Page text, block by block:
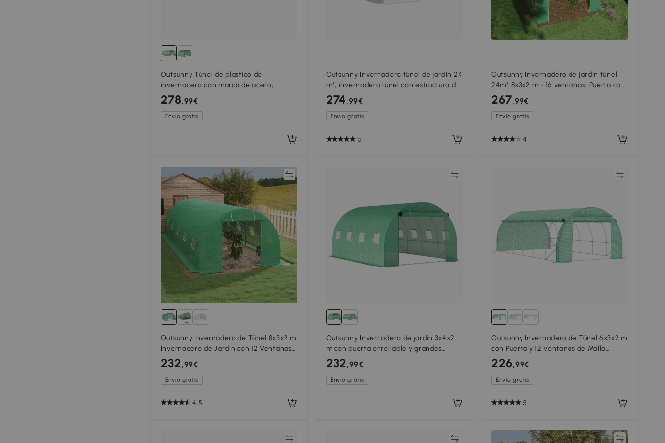
Outsunny Túnel de plástico de
invernadero con marco de acero,
invernadero de túnel transitable con
puertas enrollables, Verde
278,99€
Envío gratis
Outsunny Invernadero túnel de jardín 24
m², invernadero túnel con estructura de
acero galvanizado, puertas y 2 grandes
ventanas, blanco
274,99€
Envío gratis
5
Outsunny Invernadero de jardín túnel
24m² 8x3x2 m - 16 ventanas, Puerta con
Cremallera enrollable acero
galvanizado, cubierta PE, Verde
267,99€
Envío gratis
4
Comparar
Outsunny Invernadero de Túnel 8x3x2 m
Invernadero de Jardín con 12 Ventanas
y Puerta Enrollable Acero y PE 140 g/m²
Verde
232,99€
Envío gratis
4.5
Outsunny Invernadero de jardín 3x4x2
m con puerta enrollable y grandes
ventanas, en acero galvanizado y PE,
Verde
232,99€
Envío gratis
Outsunny Invernadero de Túnel 6x3x2 m
con Puerta y 12 Ventanas de Malla
Enrollables Invernadero de Huerto para
Patio Jardín Verde
226,99€
Envío gratis
5
Comparar